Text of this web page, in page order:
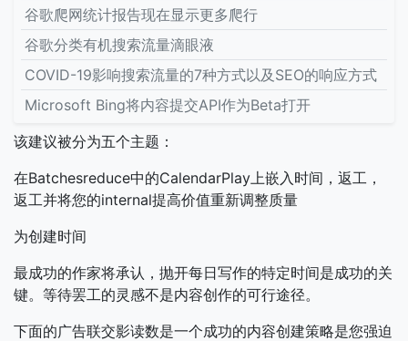
谷歌爬网统计报告现在显示更多爬行
谷歌分类有机搜索流量滴眼液
COVID-19影响搜索流量的7种方式以及SEO的响应方式
Microsoft Bing将内容提交API作为Beta打开
该建议被分为五个主题：
在Batchesreduce中的CalendarPlay上嵌入时间，返工，
返工并将您的internal提高价值重新调整质量
为创建时间
最成功的作家将承认，抛开每日写作的特定时间是成功的关
键。等待罢工的灵感不是内容创作的可行途径。
下面的广告联交影读数是一个成功的内容创建策略是您强迫